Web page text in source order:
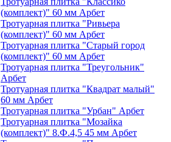
(комплект)" 60 мм Арбет
Тротуарная плитка "Ривьера
(комплект)" 60 мм Арбет
Тротуарная плитка "Старый город
(комплект)" 60 мм Арбет
Тротуарная плитка "Треугольник"
Арбет
Тротуарная плитка "Квадрат малый"
60 мм Арбет
Тротуарная плитка "Урбан" Арбет
Тротуарная плитка "Мозайка
(комплект)" 8.Ф.4,5 45 мм Арбет